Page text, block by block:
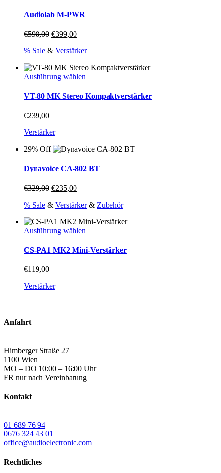
Audiolab M-PWR
€598,00 Ursprünglicher
war:
€399,00Aktueller
ist:
% Sale & Verstärker
Ausführung wählen
weist
mehrere
können
der
Produktseite
VT-80 MK Stereo Kompaktverstärker
€239,00
Verstärker
29% Off
Dynavoice CA-802 BT
€329,00 Ursprünglicher
war:
€235,00Aktueller
ist:
% Sale & Verstärker& Zubehör
Ausführung wählen
weist
CS-PA1 MK2 Mini-Verstärker
€119,00
Verstärker
Anfahrt
Himberger Straße 27
1100 Wien
MO – DO 10:00 – 16:00 Uhr
FR nur nach Vereinbarung
Kontakt
01 689 76 94
0676 324 43 01
office@audioelectronic.com
Rechtliches